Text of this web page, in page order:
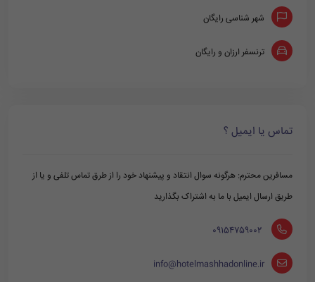
شهر شناسی رایگان
ترنسفر ارزان و رایگان
تماس یا ایمیل ؟
مسافرین محترم: هرگونه سوال انتقاد و پیشنهاد خود را از طرق تماس تلفی و یا از
طریق ارسال ایمیل با ما به اشتراک بگذارید
‪ 09154759002
info@hotelmashhadonline.ir